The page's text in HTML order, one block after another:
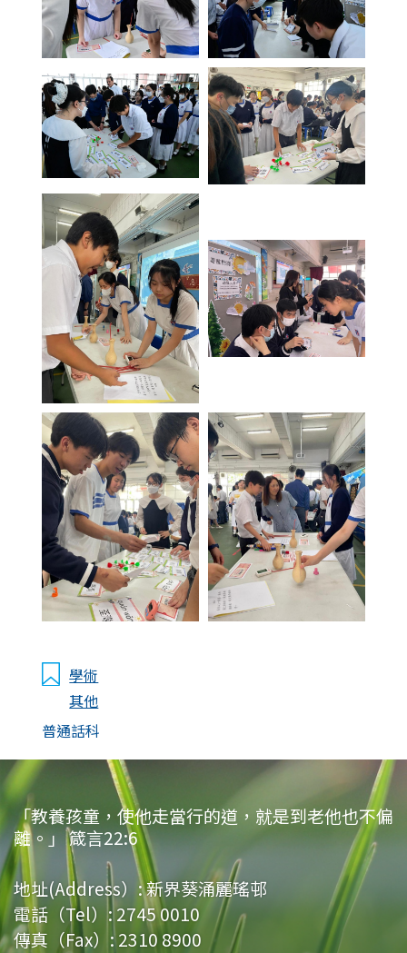
學術
其他
普通話科
「教養孩童，使他走當行的道，就是到老他也不偏
離。」 箴言22:6
地址(Address）:新界葵涌麗瑤邨
電話（Tel）:2745 0010
傳真（Fax）:2310 8900